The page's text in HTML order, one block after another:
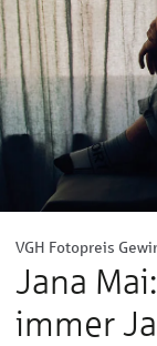
VGH Fotopreis
Jana
immer